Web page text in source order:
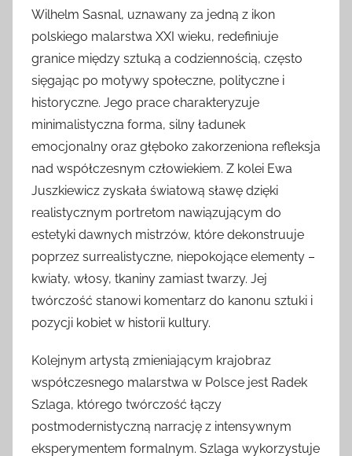
Wilhelm Sasnal, uznawany za jedną z ikon
polskiego malarstwa XXI wieku, redefiniuje
granice między sztuką a codziennością, często
sięgając po motywy społeczne, polityczne i
historyczne. Jego prace charakteryzuje
minimalistyczna forma, silny ładunek
emocjonalny oraz głęboko zakorzeniona refleksja
nad współczesnym człowiekiem. Z kolei Ewa
Juszkiewicz zyskała światową sławę dzięki
realistycznym portretom nawiązującym do
estetyki dawnych mistrzów, które dekonstruuje
poprzez surrealistyczne, niepokojące elementy –
kwiaty, włosy, tkaniny zamiast twarzy. Jej
twórczość stanowi komentarz do kanonu sztuki i
pozycji kobiet w historii kultury.
Kolejnym artystą zmieniającym krajobraz
współczesnego malarstwa w Polsce jest Radek
Szlaga, którego twórczość łączy
postmodernistyczną narrację z intensywnym
eksperymentem formalnym. Szlaga wykorzystuje